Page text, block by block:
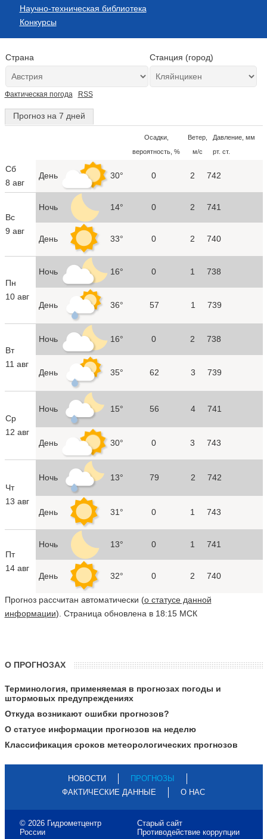
Научно-техническая библиотека
Конкурсы
Страна Станция (город)
Фактическая погода RSS
Прогноз на 7 дней
Осадки,
вероятность, %
Ветер,
м/с
Давление, мм
рт. ст.
Сб
8 авг
День 30° 0 2 742
Вс
9 авг
Ночь 14° 0 2 741
День 33° 0 2 740
Пн
10 авг
Ночь 16° 0 1 738
День 36° 57 1 739
Вт
11 авг
Ночь 16° 0 2 738
День 35° 62 3 739
Ср
12 авг
Ночь 15° 56 4 741
День 30° 0 3 743
Чт
13 авг
Ночь 13° 79 2 742
День 31° 0 1 743
Пт
14 авг
Ночь 13° 0 1 741
День 32° 0 2 740
Прогноз рассчитан автоматически (о статусе данной
информации). Страница обновлена в 18:15 МСК
О ПРОГНОЗАХ
Терминология, применяемая в прогнозах погоды и
штормовых предупреждениях
Откуда возникают ошибки прогнозов?
О статусе информации прогнозов на неделю
Классификация сроков метеорологических прогнозов
НОВОСТИ
ПРОГНОЗЫ
ФАКТИЧЕСКИЕ ДАННЫЕ
О НАС
© 2026 Гидрометцентр
России
Старый сайт
Противодействие коррупции